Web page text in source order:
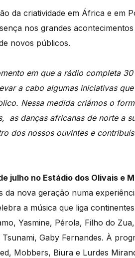
da criatividade em África e em
nos grandes
novos públicos.
em que a rádio completa
a cabo algumas iniciativas
Nessa medida criámos o
as danças africanas de norte a
dos nossos ouvintes e
julho no Estádio dos Olivais e
nova geração numa
a música que liga
Yasmine, Pérola, Filho do
Gaby Fernandes. À
Mobbers, Biura e Lurdes